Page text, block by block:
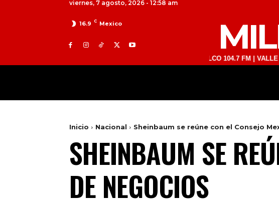
viernes, 7 agosto, 2026 - 12:58 am
16.9 C Mexico
TOLUCA 98.9 FM | ATLACOMULCO 104.7 FM | VALLE DE
Inicio Nacional Sheinbaum se reúne con el Consejo
SHEINBAUM SE
DE NEGOCIOS